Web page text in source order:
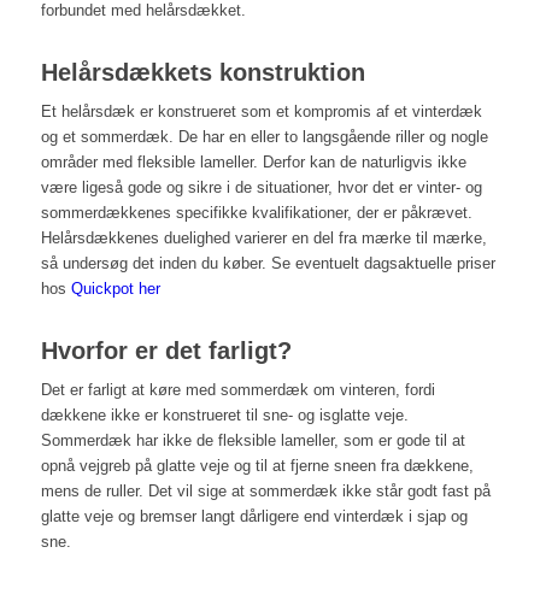
forbundet med helårsdækket.
Helårsdækkets konstruktion
Et helårsdæk er konstrueret som et kompromis af et vinterdæk
og et sommerdæk. De har en eller to langsgående riller og nogle
områder med fleksible lameller. Derfor kan de naturligvis ikke
være ligeså gode og sikre i de situationer, hvor det er vinter- og
sommerdækkenes specifikke kvalifikationer, der er påkrævet.
Helårsdækkenes duelighed varierer en del fra mærke til mærke,
så undersøg det inden du køber. Se eventuelt dagsaktuelle priser
hos Quickpot her
Hvorfor er det farligt?
Det er farligt at køre med sommerdæk om vinteren, fordi
dækkene ikke er konstrueret til sne- og isglatte veje.
Sommerdæk har ikke de fleksible lameller, som er gode til at
opnå vejgreb på glatte veje og til at fjerne sneen fra dækkene,
mens de ruller. Det vil sige at sommerdæk ikke står godt fast på
glatte veje og bremser langt dårligere end vinterdæk i sjap og
sne.